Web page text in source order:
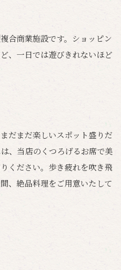
合商業施設です。ショッピン
、一日では遊びきれないほど
だまだ楽しいスポット盛りだ
、当店のくつろげるお席で美
ください。歩き疲れを吹き飛
、絶品料理をご用意いたして